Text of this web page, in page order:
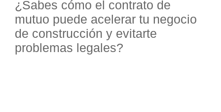
¿Sabes cómo el contrato de
mutuo puede acelerar tu negocio
de construcción y evitarte
problemas legales?